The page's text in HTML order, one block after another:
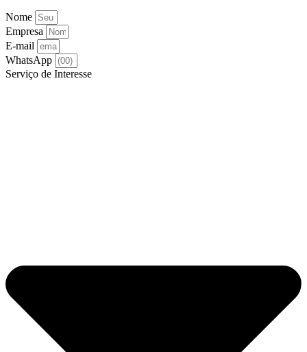
Nome
Empresa
E-mail
WhatsApp
Serviço de Interesse